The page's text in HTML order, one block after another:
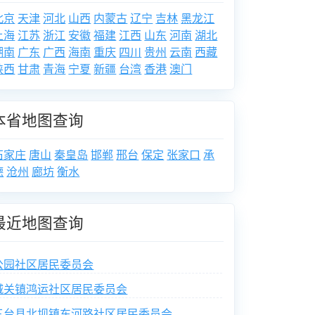
京 天津河北 山西 内蒙古辽宁 吉林黑龙江
海 江苏 浙江 安徽福建 江西 山东 河南 湖北
南 广东 广西 海南 重庆 四川 贵州 云南 西藏
西 甘肃 青海 宁夏 新疆 台湾 香港 澳门
省地图查询
家庄 唐山 秦皇岛 邯郸 邢台 保定 张家口 承
沧州 廊坊衡水
近地图查询
园社区居民委员会
关镇鸿运社区居民委员会